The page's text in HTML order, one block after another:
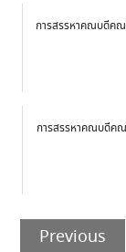
การสรรหาคณบดีค
การสรรหาคณบดีค
Post
navigation
Previous